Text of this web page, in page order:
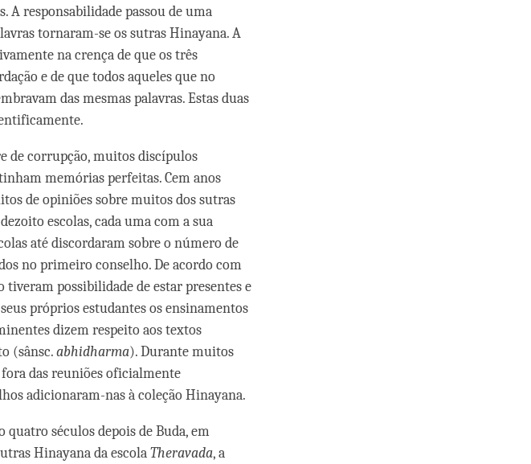
A responsabilidade passou de uma
tornaram-se os sutras Hinayana. A
na crença de que os três
e de que todos aqueles que no
das mesmas palavras. Estas duas
de corrupção, muitos discípulos
memórias perfeitas. Cem anos
de opiniões sobre muitos dos sutras
escolas, cada uma com a sua
até discordaram sobre o número de
no primeiro conselho. De acordo com
tiveram possibilidade de estar presentes e
próprios estudantes os ensinamentos
dizem respeito aos textos
(sânsc.abhidharma). Durante muitos
fora das reuniões oficialmente
adicionaram-nas à coleção Hinayana.
séculos depois de Buda, em
Hinayana da escolaTheravada, a